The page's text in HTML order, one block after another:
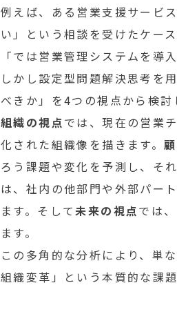
例えば、ある営業支援サービ
い」という相談を受けたケー
「では営業管理システムを導
しかし設定型問題解決思考を
べきか」を4つの視点から検討
組織の視点では、現在の営業
化された組織像を描きます。
ろう課題や変化を予測し、そ
は、社内の他部門や外部パー
ます。そして未来の視点では
ます。
この多角的な分析により、単
組織変革」という本質的な課